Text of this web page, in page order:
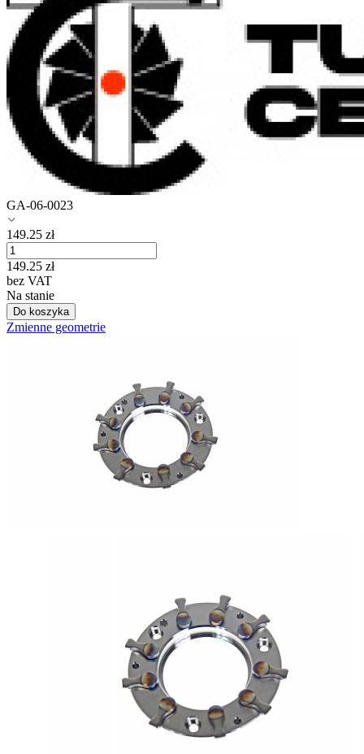
GA-06-0023
149.25 zł
149.25 zł
bez VAT
Na stanie
Do koszyka
Zmienne geometrie